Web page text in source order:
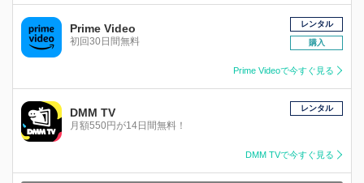
Prime Video
初回30日間無料
レンタル
購入
Prime Videoで今すぐ見る
DMM TV
月額550円が14日間無料！
レンタル
DMM TVで今すぐ見る